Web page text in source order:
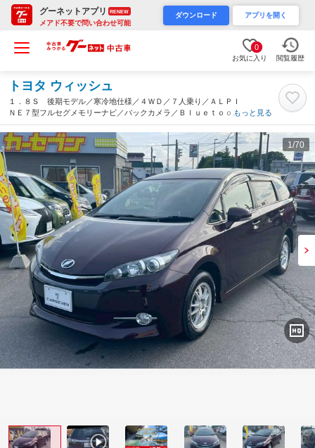
グーネットアプリ RENEW
メアド不要で問い合わせ可能
ダウンロード アプリを開く
0
お気に入り 閲覧履歴
トヨタ ウィッシュ
１．８Ｓ 後期モデル／寒冷地仕様／４ＷＤ／７人乗り／ＡＬＰＩ
ＮＥ７型フルセグメモリーナビ／バックカメラ／Ｂｌｕｅｔｏｏｔ
ｈ／ＥＴＣ／ディスチャージヘッドライト／パドルシフト／純正ア
ルミ付属（青森県）
もっと見る
1 /70